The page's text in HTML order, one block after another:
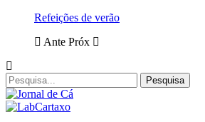
Refeições de verão
Ante Próx